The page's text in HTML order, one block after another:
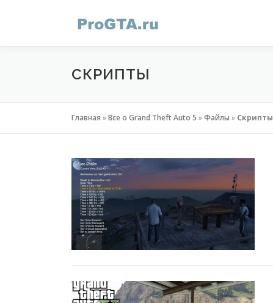
СКРИПТЫ
Главная »Все о Grand Theft Auto 5 »Файлы » Скрипты